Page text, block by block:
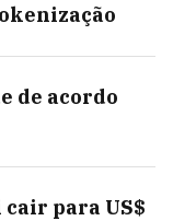
de acordo
para US$